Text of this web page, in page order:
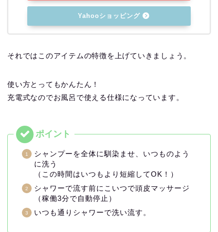
Yahooショッピング
それではこのアイテムの特徴を上げていきましょう。
使い方とってもかんたん！
充電式なのでお風呂で使える仕様になっています。
シャンプーを全体に馴染ませ、いつものよう
に洗う
（この時間はいつもより短縮してOK！）
シャワーで流す前にこいつで頭皮マッサージ
（稼働3分で自動停止）
いつも通りシャワーで洗い流す。